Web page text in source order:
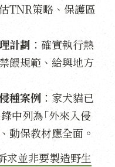
TNR策略、保護區
計劃 ：確實執行熱
餵規範、給與地方
種案例 ：家犬貓已
中列為｢外來入侵
動保教材應全面。
求並非要製造野生